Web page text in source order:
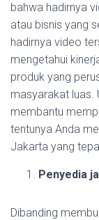
bahwa hadirnya
atau bisnis yang
hadirnya video
mengetahui
produk yang
masyarakat luas.
membantu
tentunya Anda
Jakarta yang
Penyedia
Dibanding